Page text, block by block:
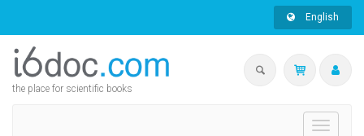
English
the place for scientific books
Toggle